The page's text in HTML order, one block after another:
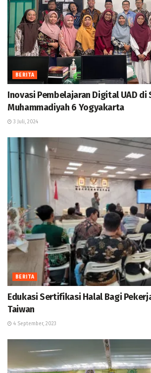
BERITA
Inovasi Pembelajaran Digital UAD di
Muhammadiyah 6 Yogyakarta
3 Juli, 2024
BERITA
Edukasi Sertifikasi Halal Bagi
Taiwan
4 September, 2023